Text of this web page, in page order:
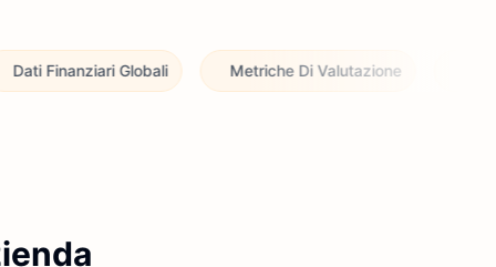
Metriche Di Valutazione Potente Vaglio